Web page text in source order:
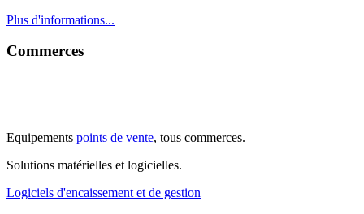
Plus d'informations...
Commerces
Equipements points de vente, tous commerces.
Solutions matérielles et logicielles.
Logiciels d'encaissement et de gestion